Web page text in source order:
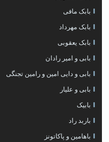
بابک مافی
بابک مهرداد
بابک یعقوبی
بابی و امیر رادان
بابی و دایی امین و رامین تجنگی
بابی و علیار
بابیک
باربد راد
باهامین و پاکاتونز